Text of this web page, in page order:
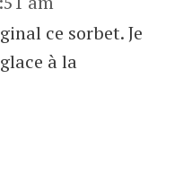
ce sorbet. Je
à la